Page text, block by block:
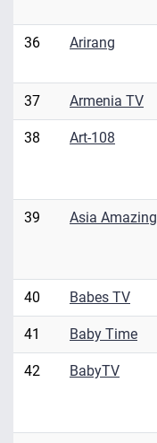
36 Arirang
37 Armenia TV
38 Art-108
39 Asia Amazing
40 Babes TV
41 Baby Time
42 BabyTV